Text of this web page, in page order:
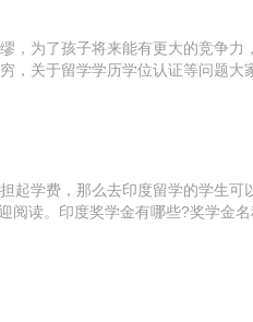
，为了孩子将来能有更大的竞争力
，关于留学学历学位认证等问题大
起学费，那么去印度留学的学生可
阅读。印度奖学金有哪些?奖学金名